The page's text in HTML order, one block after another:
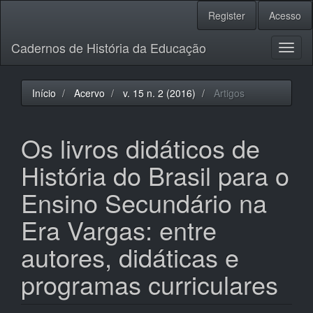
principal
Barra
Lateral
Register Acesso
Cadernos de História da Educação
Início Acervo v. 15 n. 2 (2016) Artigos
Os livros didáticos de
História do Brasil para o
Ensino Secundário na
Era Vargas: entre
autores, didáticas e
programas curriculares